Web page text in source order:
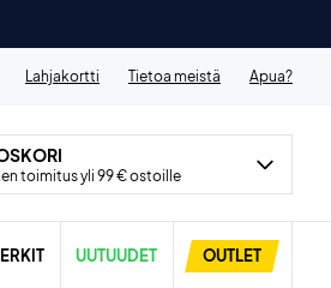
Lahjakortti Tietoa meistä Apua?
toimitus yli 99 € ostoille
UUTUUDET OUTLET